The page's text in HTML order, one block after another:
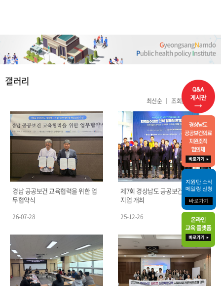
갤러리
최신순 조회순 제목순
경남 공공보건 교육협력을 위한 업
무협약식
26-07-28
제7회 경상남도 공공보건의료 심포
지엄 개최
25-12-26
열린
페이지
지원단 소식
메일링 신청
바로가기